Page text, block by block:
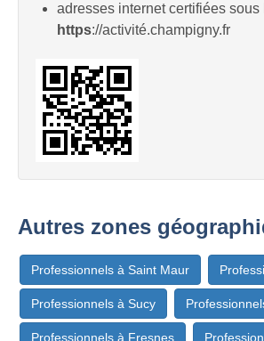
adresses internet certifiées sous
https://activité.champigny.fr
Autres zones
Professionnels à Saint Maur
Professionnels à Sucy
Professionnels à Fresnes